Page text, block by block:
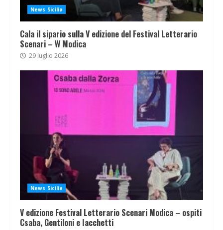
News Sicilia
Cala il sipario sulla V edizione del Festival Letterario
Scenari – W Modica
29 luglio 2026
News Sicilia
V edizione Festival Letterario Scenari Modica – ospiti
Csaba, Gentiloni e Iacchetti